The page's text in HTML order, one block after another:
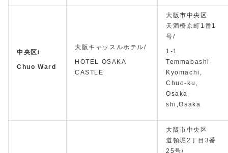
中央区/
Chuo Ward
大阪キャッスルホテル/
HOTEL OSAKA
CASTLE
大阪市中央区
天満橋京町1番1
号/
1-1
Temmabashi-
Kyomachi,
Chuo-ku,
Osaka-
shi,Osaka
大阪市中央区
道頓堀2丁目3番
25号/